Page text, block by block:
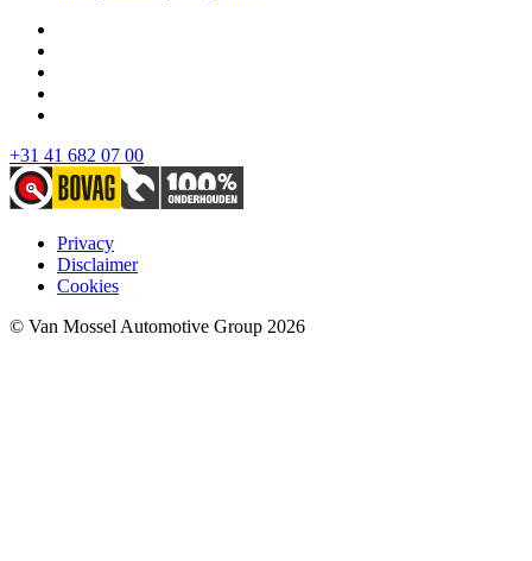
+31 41 682 07 00
Privacy
Disclaimer
Cookies
© Van Mossel Automotive Group 2026